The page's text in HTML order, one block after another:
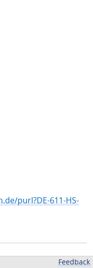
purl?DE-611-HS-
Feedback